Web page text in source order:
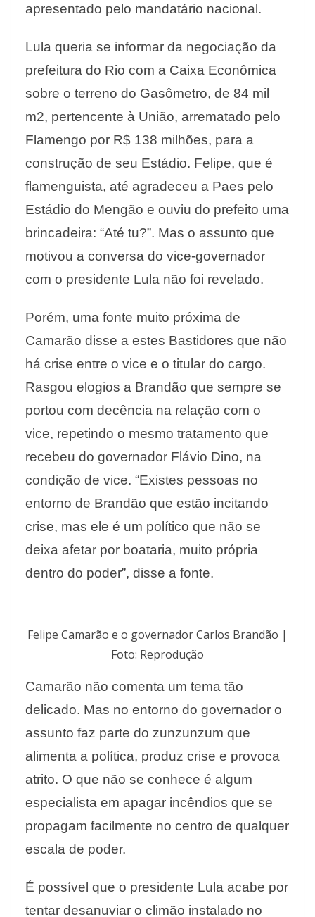
apresentado pelo mandatário nacional.
Lula queria se informar da negociação da
prefeitura do Rio com a Caixa Econômica
sobre o terreno do Gasômetro, de 84 mil
m2, pertencente à União, arrematado pelo
Flamengo por R$ 138 milhões, para a
construção de seu Estádio. Felipe, que é
flamenguista, até agradeceu a Paes pelo
Estádio do Mengão e ouviu do prefeito uma
brincadeira: “Até tu?”. Mas o assunto que
motivou a conversa do vice-governador
com o presidente Lula não foi revelado.
Porém, uma fonte muito próxima de
Camarão disse a estes Bastidores que não
há crise entre o vice e o titular do cargo.
Rasgou elogios a Brandão que sempre se
portou com decência na relação com o
vice, repetindo o mesmo tratamento que
recebeu do governador Flávio Dino, na
condição de vice. “Existes pessoas no
entorno de Brandão que estão incitando
crise, mas ele é um político que não se
deixa afetar por boataria, muito própria
dentro do poder”, disse a fonte.
Felipe Camarão e o governador Carlos Brandão |
Foto: Reprodução
Camarão não comenta um tema tão
delicado. Mas no entorno do governador o
assunto faz parte do zunzunzum que
alimenta a política, produz crise e provoca
atrito. O que não se conhece é algum
especialista em apagar incêndios que se
propagam facilmente no centro de qualquer
escala de poder.
É possível que o presidente Lula acabe por
tentar desanuviar o climão instalado no